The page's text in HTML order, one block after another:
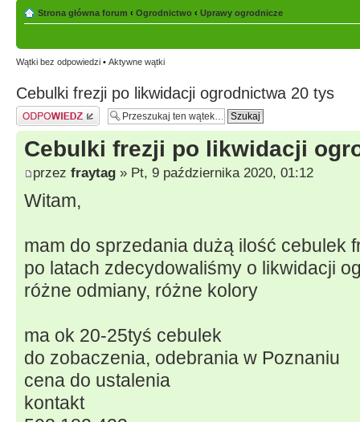
Strona główna forum ‹ Ogrodnictwo ‹ Uprawy ogrodnicze
Wątki bez odpowiedzi • Aktywne wątki
Cebulki frezji po likwidacji ogrodnictwa 20 tys
Odpowiedz
Cebulki frezji po likwidacji
przez fraytag » Pt, 9 października 2020, 01:12
Witam,
mam do sprzedania dużą ilość cebulek
po latach zdecydowaliśmy o likwidacji
różne odmiany, różne kolory
ma ok 20-25tyś cebulek
do zobaczenia, odebrania w Poznaniu
cena do ustalenia
kontakt